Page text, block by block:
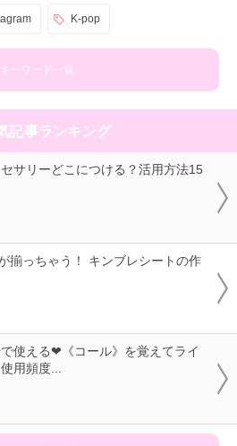
K-pop
キーワード一覧
記事ランキング
サリーどこにつける？活用方法15
揃っちゃう！ キンブレシートの作
使える❤《コール》を覚えてライ
用頻度...